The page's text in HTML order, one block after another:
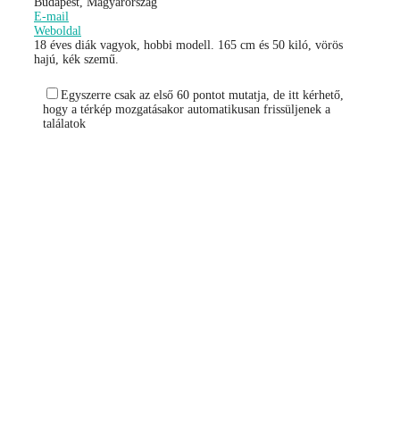
E-mail
Weboldal
18 éves diák vagyok, hobbi modell. 165 cm és 50 kiló, vörös
hajú, kék szemű.
Egyszerre csak az első 60 pontot mutatja, de itt kérhető,
hogy a térkép mozgatásakor automatikusan frissüljenek a
találatok